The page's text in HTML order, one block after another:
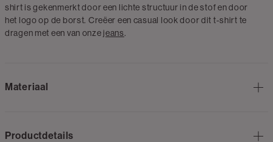
shirt is gekenmerkt door een lichte structuur in de stof en door
het logo op de borst. Creëer een casual look door dit t-shirt te
dragen met een van onze jeans.
Materiaal
Productdetails